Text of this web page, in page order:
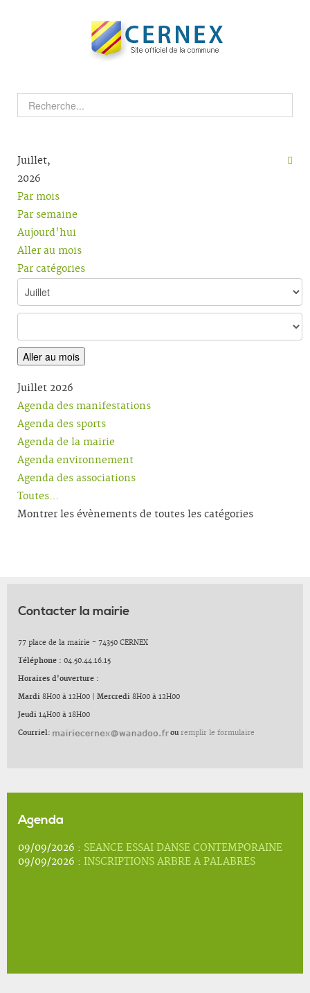
Juillet,
2026
Par mois
Par semaine
Aujourd'hui
Aller au mois
Par catégories
Aller au mois
Juillet 2026
Agenda des manifestations
Agenda des sports
Agenda de la mairie
Agenda environnement
Agenda des associations
Toutes…
Montrer les évènements de toutes les catégories
Contacter la mairie
77 place de la mairie - 74350 CERNEX
Téléphone : 04.50.44.16.15
Horaires d'ouverture :
Mardi 8H00 à 12H00 Mercredi 8H00 à 12H00
Jeudi 14H00 à 18H00
Courriel: ou remplir le formulaire
Agenda
09/09/2026 : SEANCE ESSAI DANSE CONTEMPORAINE
09/09/2026 : INSCRIPTIONS ARBRE A PALABRES